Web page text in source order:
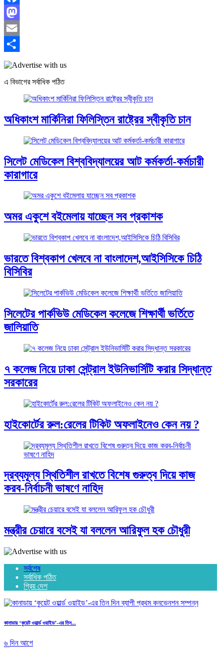
Facebook
Mastodon
Email
Share
এ বিভাগের সর্বাধিক পঠিত
অধিকাংশ মার্কিনিরা ফিলিস্তিন রাষ্ট্রের স্বীকৃতি চান
সিলেট মেডিকেল বিশ্ববিদ্যালয়ের আট কর্মকর্তা-কর্মচারী
কারাগারে
অমর একুশে বইমেলায় যাচ্ছেন সব প্রকাশক
ভারতে বিশ্বকাপ খেলবে না বাংলাদেশ,আইসিসিকে চিঠি
বিসিবির
সিলেটের পার্কভিউ মেডিকেল কলেজে শিক্ষার্থী ভর্তিতে
জালিয়াতি
৭ কলেজ নিয়ে ঢাকা সেন্ট্রাল ইউনিভার্সিটি করার সিদ্ধান্ত
সরকারের
হাইকোর্টের রুল:রেলের টিকিট অফলাইনেও কেন নয় ?
দ্রব্যমূল্য স্থিতিশীল রাখতে বিশেষ গুরুত্ব দিয়ে কাজ
করব-নির্বাচনী ভাষণে নাহিদ
মন্ত্রীর চেয়ারে বসেই যা বললেন আরিফুল হক চৌধুরী
সর্বশেষ
সর্বাধিক পঠিত
প্রিয় দেশ
কানাডায় ‘কুয়েট ওয়ার্ল্ড ওয়াইড’-এর তিন...
৬ দিন আগে